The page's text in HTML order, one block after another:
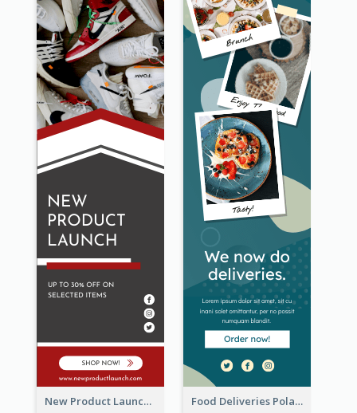
New Product Launch Promotion Wide Skyscraper Banner Food Deliveries Polaroid Photos Wide Skyscraper Banner